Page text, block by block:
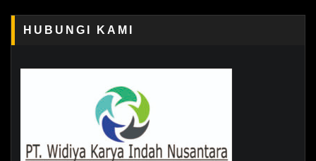
HUBUNGI KAMI